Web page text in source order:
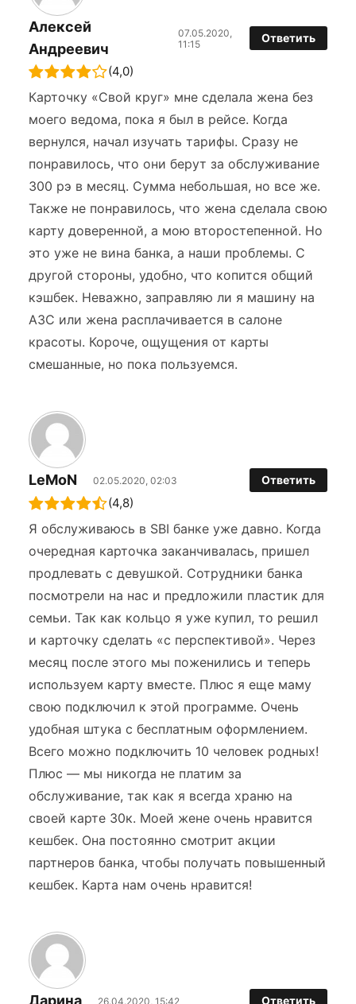
Алексей
Андреевич
07.05.2020,
11:15
Ответить
(4,0)
Карточку «Свой круг» мне сделала жена без
моего ведома, пока я был в рейсе. Когда
вернулся, начал изучать тарифы. Сразу не
понравилось, что они берут за обслуживание
300 рэ в месяц. Сумма небольшая, но все же.
Также не понравилось, что жена сделала свою
карту доверенной, а мою второстепенной. Но
это уже не вина банка, а наши проблемы. С
другой стороны, удобно, что копится общий
кэшбек. Неважно, заправляю ли я машину на
АЗС или жена расплачивается в салоне
красоты. Короче, ощущения от карты
смешанные, но пока пользуемся.
LeMoN 02.05.2020, 02:03 Ответить
(4,8)
Я обслуживаюсь в SBI банке уже давно. Когда
очередная карточка заканчивалась, пришел
продлевать с девушкой. Сотрудники банка
посмотрели на нас и предложили пластик для
семьи. Так как кольцо я уже купил, то решил
и карточку сделать «с перспективой». Через
месяц после этого мы поженились и теперь
используем карту вместе. Плюс я еще маму
свою подключил к этой программе. Очень
удобная штука с бесплатным оформлением.
Всего можно подключить 10 человек родных!
Плюс — мы никогда не платим за
обслуживание, так как я всегда храню на
своей карте 30к. Моей жене очень нравится
кешбек. Она постоянно смотрит акции
партнеров банка, чтобы получать повышенный
кешбек. Карта нам очень нравится!
Дарина 26.04.2020, 15:42 Ответить